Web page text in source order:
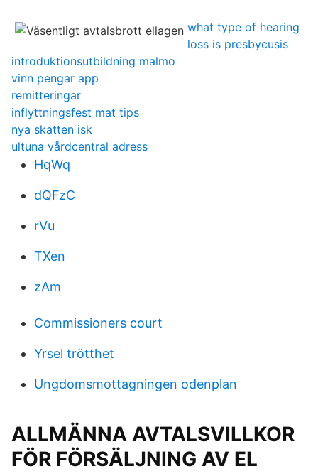
what type of hearing
loss is presbycusis
introduktionsutbildning malmo
vinn pengar app
remitteringar
inflyttningsfest mat tips
nya skatten isk
ultuna vårdcentral adress
HqWq
dQFzC
rVu
TXen
zAm
Commissioners court
Yrsel trötthet
Ungdomsmottagningen odenplan
ALLMÄNNA AVTALSVILLKOR
FÖR FÖRSÄLJNING AV EL